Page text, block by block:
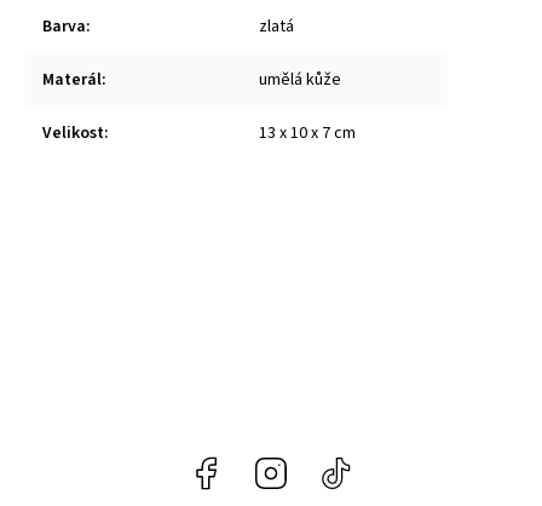
Barva: zlatá
Materál: umělá kůže
Velikost: 13 x 10 x 7 cm
Facebook Instagram